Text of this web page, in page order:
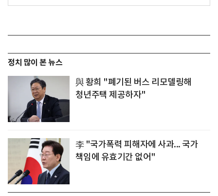
정치 많이 본 뉴스
與 황희 "폐기된 버스 리모델링해
청년주택 제공하자"
李 "국가폭력 피해자에 사과... 국가
책임에 유효기간 없어"